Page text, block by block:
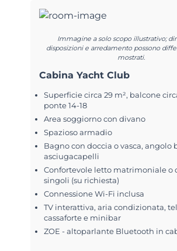
Immagine a solo scopo illustrativo;
disposizioni e arredamento possono
mostrati.
Cabina Yacht Club
Superficie circa 29 m², balcone
ponte 14-18
Area soggiorno con divano
Spazioso armadio
Bagno con doccia o vasca, angolo
asciugacapelli
Confortevole letto matrimoniale o
singoli (su richiesta)
Connessione Wi-Fi inclusa
TV interattiva, aria condizionata,
cassaforte e minibar
ZOE - altoparlante Bluetooth in